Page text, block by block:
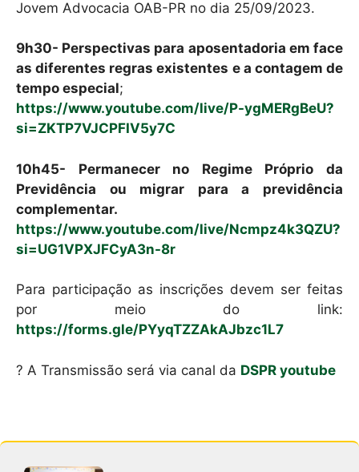
A
p
b
o
o
k
Jovem Advocacia OAB-PR no dia 25/09/2023.
9h30- Perspectivas para aposentadoria em face
as diferentes regras existentes e a contagem de
tempo especial;
https://www.youtube.com/live/P-ygMERgBeU?
si=ZKTP7VJCPFIV5y7C
10h45- Permanecer no Regime Próprio da
Previdência ou migrar para a previdência
complementar.
https://www.youtube.com/live/Ncmpz4k3QZU?
si=UG1VPXJFCyA3n-8r
Para participação as inscrições devem ser feitas
por meio do link:
https://forms.gle/PYyqTZZAkAJbzc1L7
? A Transmissão será via canal da DSPR youtube